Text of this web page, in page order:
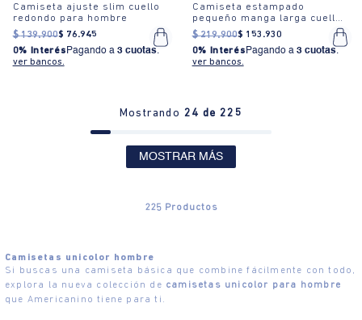
Camiseta ajuste slim cuello
redondo para hombre
$ 139.900$ 76.945
0% Interés Pagando a 3 cuotas.
ver bancos.
Camiseta estampado
pequeño manga larga cuello
redondo para hombre
$ 219.900$ 153 .930
0% Interés Pagando a 3 cuotas.
ver bancos.
Mostrando 24 de 225
MOSTRAR MÁS
225 Productos
Camisetas unicolor hombre
Si buscas una camiseta básica que combine fácilmente con todo,
explora la nueva colección de camisetas unicolor para hombre
que Americanino tiene para ti.